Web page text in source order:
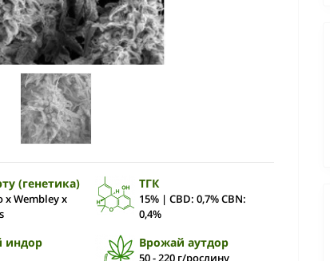
(генетика)
x Wembley x
ТГК
15% | CBD: 0,7% CBN:
0,4%
индор Врожай аутдор
50 - 220 г/рослину